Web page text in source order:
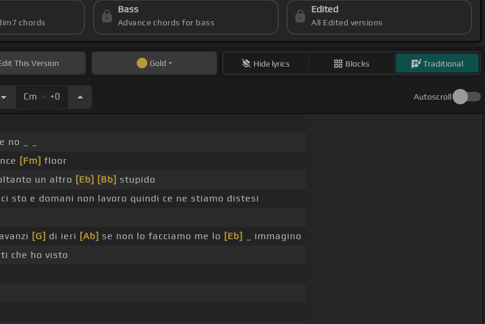
chords
Bass
Advance chords for bass
Edited
All Edited versions
This Version Gold Hide lyrics Blocks Traditional
Cm . +0 Autoscroll
no _ _
[Fm] floor
un altro [Eb] [Bb] stupido
ci sto e domani non lavoro quindi ce ne stiamo distesi
[G] di ieri [Ab] se non lo facciamo me lo [Eb]
_ immagino
che ho visto